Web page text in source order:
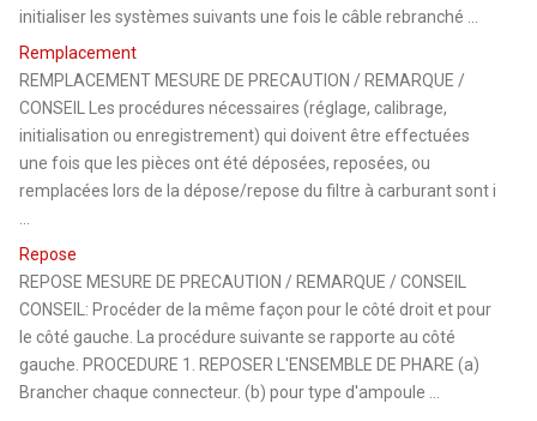
initialiser les systèmes suivants une fois le câble rebranché ...
Remplacement
REMPLACEMENT MESURE DE PRECAUTION / REMARQUE /
CONSEIL Les procédures nécessaires (réglage, calibrage,
initialisation ou enregistrement) qui doivent être effectuées
une fois que les pièces ont été déposées, reposées, ou
remplacées lors de la dépose/repose du filtre à carburant sont i
Repose
REPOSE MESURE DE PRECAUTION / REMARQUE / CONSEIL
CONSEIL: Procéder de la même façon pour le côté droit et pour
le côté gauche. La procédure suivante se rapporte au côté
gauche. PROCEDURE 1. REPOSER L'ENSEMBLE DE PHARE (a)
Brancher chaque connecteur. (b) pour type d'ampoule ...